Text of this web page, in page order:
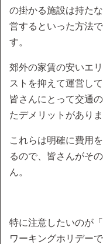
の掛かる施設は持た
営するといった方法
す。
郊外の家賃の安いエ
ストを抑えて運営し
皆さんにとって交通
たデメリットがありま
これらは明確に費用
るので、皆さんがそ
ん。
特に注意したいのが
ワーキングホリデー